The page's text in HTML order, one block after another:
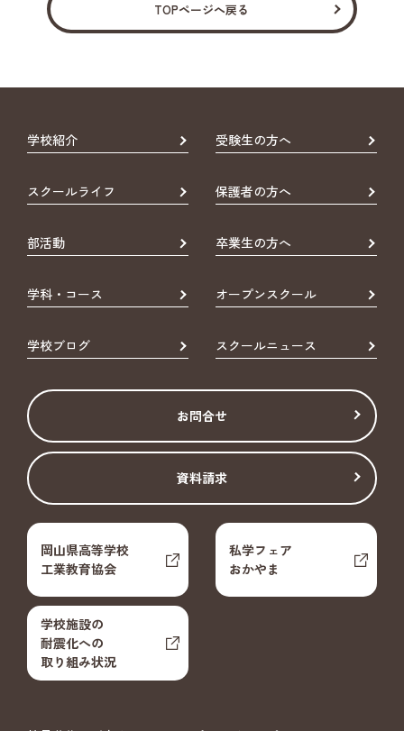
TOPページへ戻る
学校紹介 受験生の方へ
スクールライフ 保護者の方へ
部活動 卒業生の方へ
学科・コース オープンスクール
学校ブログ スクールニュース
お問合せ
資料請求
岡山県高等学校
工業教育協会
私学フェア
おかやま
学校施設の
耐震化への
取り組み状況